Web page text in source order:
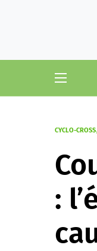
CYCLO-CROSS
: